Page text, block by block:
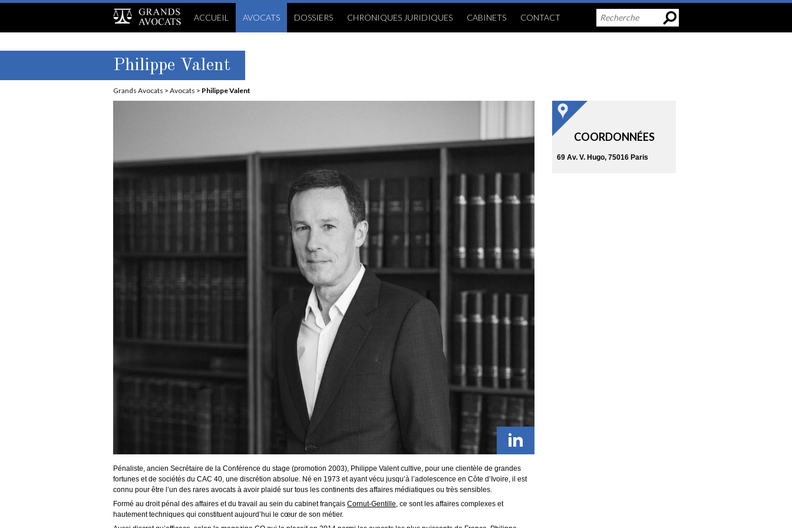
ACCUEIL AVOCATS DOSSIERS CHRONIQUES JURIDIQUES CABINETS CONTACT
Philippe Valent
Grands Avocats > Avocats > Philippe Valent
Pénaliste, ancien Secrétaire de la Conférence du stage (promotion 2003), Philippe Valent cultive, pour une clientèle de grandes
fortunes et de sociétés du CAC 40, une discrétion absolue. Né en 1973 et ayant vécu jusqu’à l’adolescence en Côte d’Ivoire, il est
connu pour être l’un des rares avocats à avoir plaidé sur tous les continents des affaires médiatiques ou très sensibles.
Formé au droit pénal des affaires et du travail au sein du cabinet français Cornut-Gentille, ce sont les affaires complexes et
hautement techniques qui constituent aujourd’hui le cœur de son métier.
COORDONNÉES
69 Av. V. Hugo, 75016 Paris